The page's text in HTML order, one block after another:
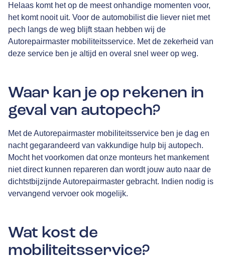
Helaas komt het op de meest onhandige momenten voor,
het komt nooit uit. Voor de automobilist die liever niet met
pech langs de weg blijft staan hebben wij de
Autorepairmaster mobiliteitsservice. Met de zekerheid van
deze service ben je altijd en overal snel weer op weg.
Waar kan je op rekenen in
geval van autopech?
Met de Autorepairmaster mobiliteitsservice ben je dag en
nacht gegarandeerd van vakkundige hulp bij autopech.
Mocht het voorkomen dat onze monteurs het mankement
niet direct kunnen repareren dan wordt jouw auto naar de
dichtstbijzijnde Autorepairmaster gebracht. Indien nodig is
vervangend vervoer ook mogelijk.
Wat kost de
mobiliteitsservice?